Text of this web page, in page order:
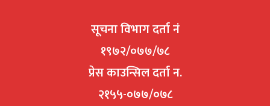
सूचना विभाग दर्ता नं
१९७२/०७७/७८
प्रेस काउन्सिल दर्ता न.
२१५५-०७७/०७८